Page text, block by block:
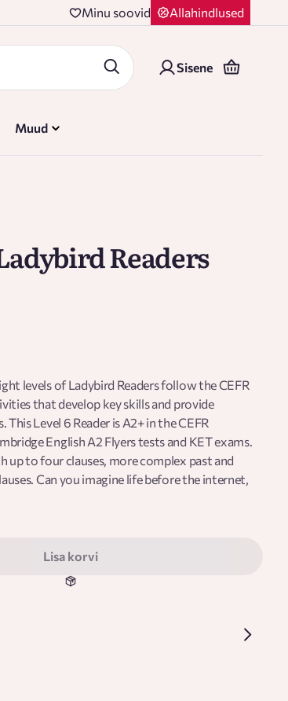
Minu soovid Allahindlused
Sisene
Muud
Readers
levels of Ladybird Readers follow the CEFR
that develop key skills and provide
Level 6 Reader is A2+ in the CEFR
English A2 Flyers tests and KET exams.
up to four clauses, more complex past and
Can you imagine life before the internet,
Lisa korvi